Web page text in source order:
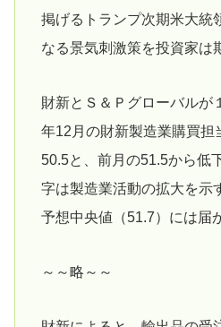
掲げるトランプ次期米大統
なる景気刺激策を投資家は
財新とＳ＆Ｐグローバルが
年12月の財新製造業購買担
50.5と、前月の51.5から低
字は製造業活動の拡大を示
予想中央値（51.7）には届
～～略～～